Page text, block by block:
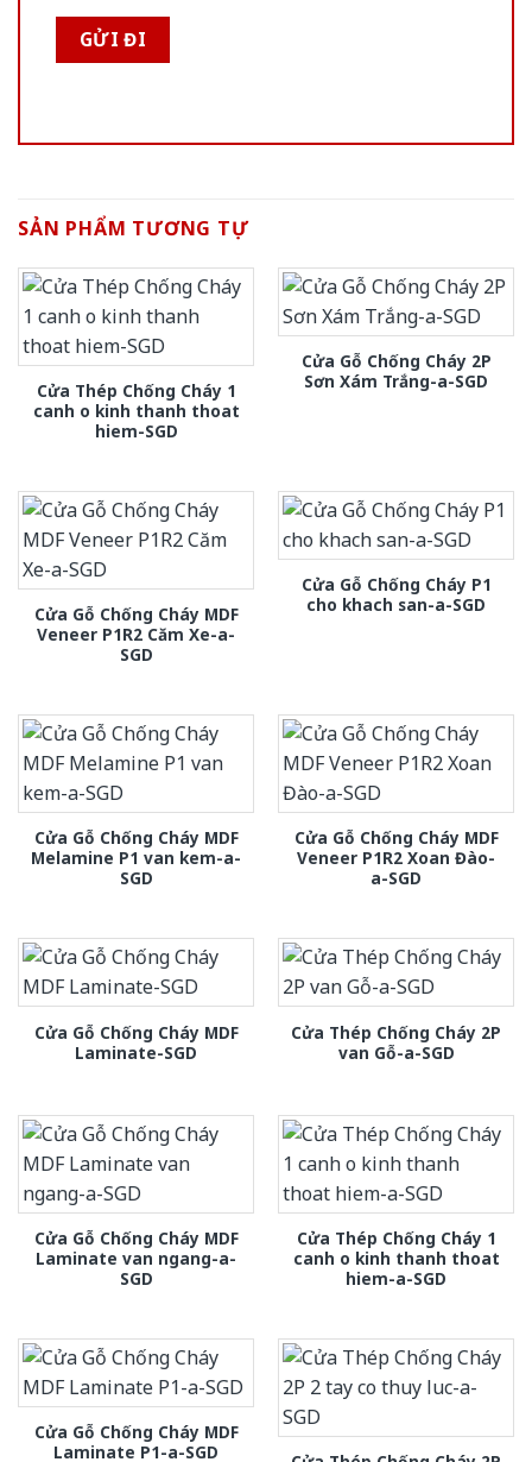
SẢN PHẨM TƯƠNG TỰ
Cửa Thép Chống Cháy 1
canh o kinh thanh thoat
hiem-SGD
Cửa Gỗ Chống Cháy 2P
Sơn Xám Trắng-a-SGD
Cửa Gỗ Chống Cháy MDF
Veneer P1R2 Căm Xe-a-
SGD
Cửa Gỗ Chống Cháy P1
cho khach san-a-SGD
Cửa Gỗ Chống Cháy MDF
Melamine P1 van kem-a-
SGD
Cửa Gỗ Chống Cháy MDF
Veneer P1R2 Xoan Đào-
a-SGD
Cửa Gỗ Chống Cháy MDF
Laminate-SGD
Cửa Thép Chống Cháy 2P
van Gỗ-a-SGD
Cửa Gỗ Chống Cháy MDF
Laminate van ngang-a-
SGD
Cửa Thép Chống Cháy 1
canh o kinh thanh thoat
hiem-a-SGD
Cửa Gỗ Chống Cháy MDF
Laminate P1-a-SGD